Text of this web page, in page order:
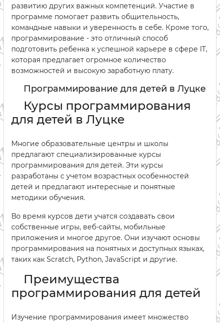
развитию других важных компетенций. Участие в
программе помогает развить общительность,
командные навыки и уверенность в себе. Кроме того,
программирование - это отличный способ
подготовить ребенка к успешной карьере в сфере IT,
которая предлагает огромное количество
возможностей и высокую заработную плату.
Программирование для детей в Луцке
Курсы программирования
для детей в Луцке
Многие образовательные центры и школы
предлагают специализированные курсы
программирования для детей. Эти курсы
разработаны с учетом возрастных особенностей
детей и предлагают интересные и понятные
методики обучения.
Во время курсов дети учатся создавать свои
собственные игры, веб-сайты, мобильные
приложения и многое другое. Они изучают основы
программирования на понятных и доступных языках,
таких как Scratch, Python, JavaScript и другие.
Преимущества
программирования для детей
Изучение программирования имеет множество